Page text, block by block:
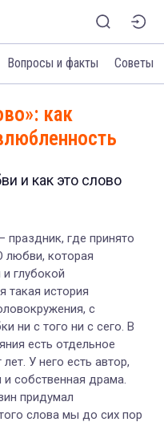
Вопросы и факты Советы
как
и как это слово
праздник, где принято
любви, которая
глубокой
такая история
с
ни с того ни с сего. В
есть отдельное
У него есть автор,
и собственная драма.
придумал
слова мы до сих пор